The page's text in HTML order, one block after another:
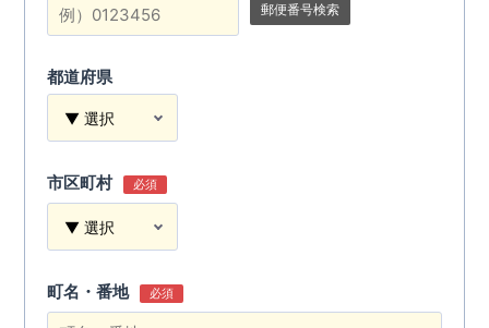
郵便番号検索
都道府県
市区町村 必須
町名・番地 必須